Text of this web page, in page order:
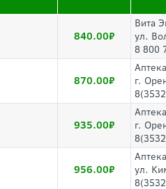
840.00
Вита
ул.
8 800
870.00
г.
935.00
г.
956.00
ул.